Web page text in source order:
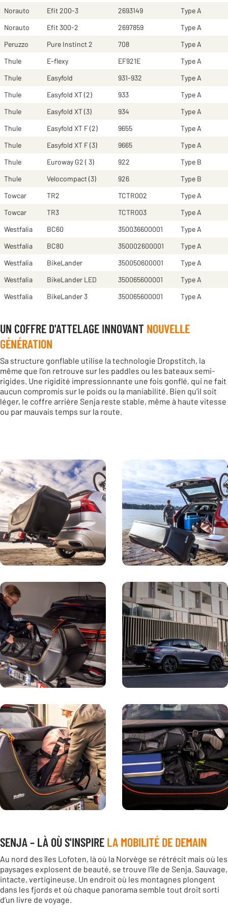
Norauto Efit 200-3 2693149
Type A
Norauto
Efit 300-2 2697859
Type A
Peruzzo
Pure Instinct 2 708
Type A
Thule
E-flexy EF921E
Type A
Thule
Easyfold 931-932
Type A
Thule
Easyfold XT (2) 933
Type A
Thule
Easyfold XT (3) 934
Type A
Thule
Easyfold XT F (2) 9655
Type A
Thule
Easyfold XT F (3) 9665
Type A
Thule
Euroway G2 ( 3) 922
Type B
Thule
Velocompact (3) 926
Type B
Towcar
TR2 TCTR002
Type A
Towcar
TR3 TCTR003
Type A
Westfalia
BC60 350036600001
Type A
Westfalia
BC80 350002600001
Type A
Westfalia
BikeLander 350050600001
Type A
Westfalia
BikeLander LED 350065600001
Type A
Westfalia
BikeLander 3 350065600001 Type A
UN COFFRE D'ATTELAGE INNOVANT NOUVELLE
GÉNÉRATION
Sa structure gonflable utilise la technologie Dropstitch, la
même que l’on retrouve sur les paddles ou les bateaux semi-
rigides. Une rigidité impressionnante une fois gonflé, qui ne fait
aucun compromis sur le poids ou la maniabilité. Bien qu'il soit
léger, le coffre arrière Senja reste stable, même à haute vitesse
ou par mauvais temps sur la route.
SENJA – LÀ OÙ S'INSPIRE LA MOBILITÉ DE DEMAIN
Au nord des îles Lofoten, là où la Norvège se rétrécit mais où les
paysages explosent de beauté, se trouve l’île de Senja. Sauvage,
intacte, vertigineuse. Un endroit où les montagnes plongent
dans les fjords et où chaque panorama semble tout droit sorti
d’un livre de voyage.